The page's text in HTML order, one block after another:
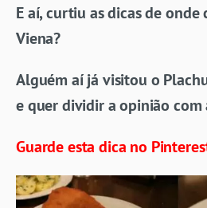
E aí, curtiu as dicas de
Viena?
Alguém aí já visitou o
e quer dividir a opinião com
Guarde esta dica no